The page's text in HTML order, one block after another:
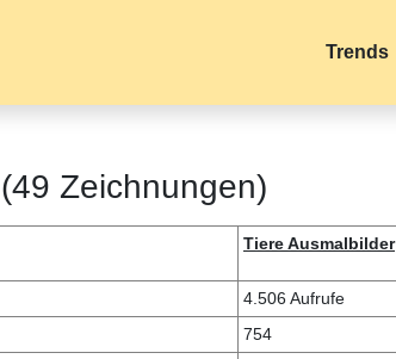
Trends
Zeichnungen)
Tiere Ausmalbilder
4.506 Aufrufe
754